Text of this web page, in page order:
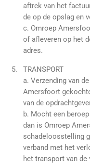
aftrek van het
de op de opslag en
c. Omroep
of afleveren op het
adres.
TRANSPORT
a. Verzending van
Amersfoort
van de
b. Mocht een
dan is Omroep
schadeloosstelling
verband met het
het transport van